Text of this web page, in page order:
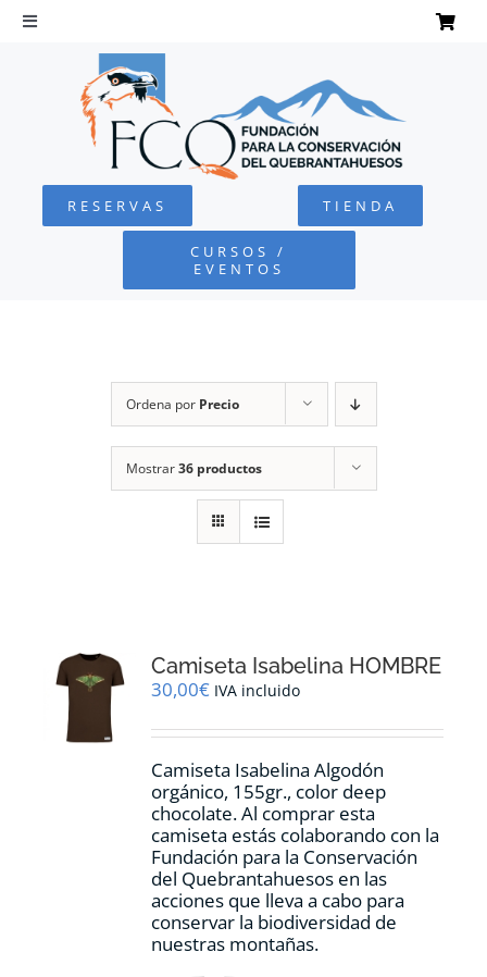
Saltar
Toggle
Navigation
QUEBRANTAHUESOS
FUNDACIÓN
CONTACTO
CARRITO
RESERVAS TIENDA
CURSOS /
EVENTOS
Ordena por Precio
Mostrar36 productos
Camiseta Isabelina HOMBRE
30,00€ IVA incluido
Camiseta Isabelina Algodón
orgánico, 155gr., color deep
chocolate.Al comprar esta
camiseta estás colaborando con la
Fundación para la Conservación
del Quebrantahuesos en las
acciones que lleva a cabo para
conservar la biodiversidad de
nuestras montañas.